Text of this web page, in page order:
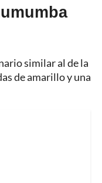
similar al de la
de amarillo y una